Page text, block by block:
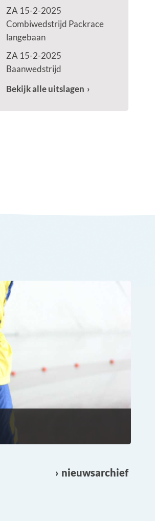
ZA 15-2-2025
Combiwedstrijd Packrace
langebaan
ZA 15-2-2025
Baanwedstrijd
Bekijk alle uitslagen
nieuwsarchief